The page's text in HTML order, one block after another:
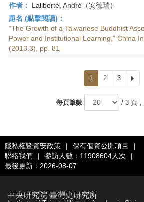
作者：
Laliberté, André（安德瑞）
題名 (點擊閱讀)：
“The Growth of a Taiwanese Buddhist
Power and Institutional Learning,” China
(2013.3), pp. 81–
1 2 3
一
每頁筆數
/ 3 頁
隱私權暨資安政策 | 保有個資公開項目
|
聯絡我們
| 參訪人數：11908604人次
|
最後更新：2026-08-07
中央研究院 臺灣史研究所